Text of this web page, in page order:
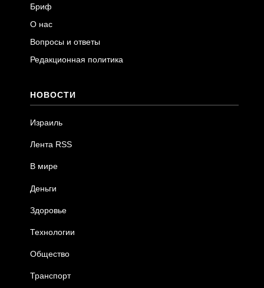
Бриф
О нас
Вопросы и ответы
Редакционная политика
НОВОСТИ
Израиль
Лента RSS
В мире
Деньги
Здоровье
Технологии
Общество
Транспорт